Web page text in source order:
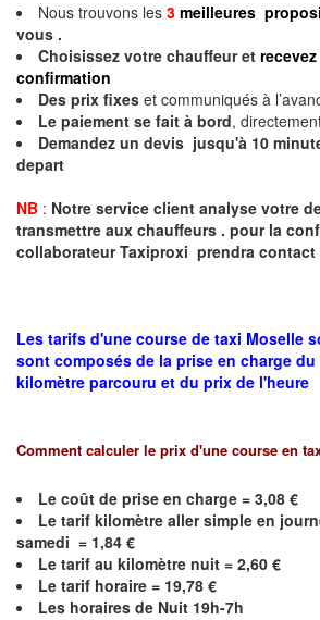
Nous trouvons les 3 meilleures
vous .
Choisissez votre chauffeur et
confirmation
Des prix fixes et communiqués à
Le paiement se fait à bord,
Demandez un devis jusqu'à 10
depart
NB : Notre service client analyse votre
transmettre aux chauffeurs . pour la
collaborateur Taxiproxi prendra contact
Les tarifs d'une course de taxi Moselle
sont composés de la prise en charge
kilomètre parcouru et du prix de l'heure
Comment calculer le prix d'une course en
Le coût de prise en charge = 3,08 €
Le tarif kilomètre aller simple en
samedi = 1,84 €
Le tarif au kilomètre nuit = 2,60 €
Le tarif horaire = 19,78 €
Les horaires de Nuit 19h-7h